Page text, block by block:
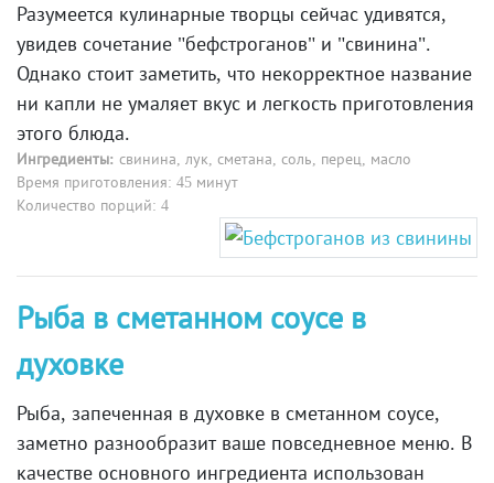
Разумеется кулинарные творцы сейчас удивятся,
увидев сочетание "бефстроганов" и "свинина".
Однако стоит заметить, что некорректное название
ни капли не умаляет вкус и легкость приготовления
этого блюда.
Ингредиенты: свинина, лук, сметана, соль, перец, масло
Время приготовления: 45 минут
Количество порций: 4
Рыба в сметанном соусе в
духовке
Рыба, запеченная в духовке в сметанном соусе,
заметно разнообразит ваше повседневное меню. В
качестве основного ингредиента использован